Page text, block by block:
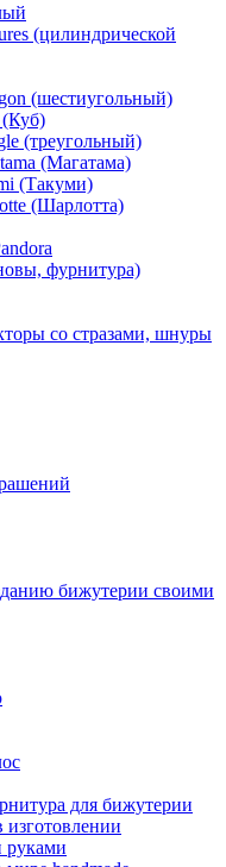
(цилиндрической
(шестиугольный)
(треугольный)
(Магатама)
(Такуми)
(Шарлотта)
фурнитура)
со стразами, шнуры
бижутерии своими
для бижутерии
руками